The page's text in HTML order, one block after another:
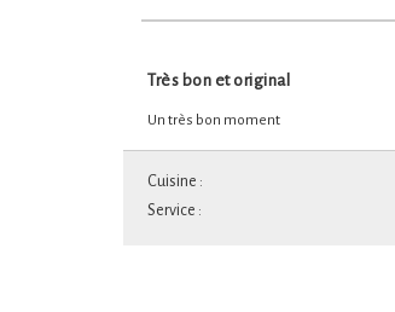
Très bon et original
Un très bon moment
Cuisine :
Service :